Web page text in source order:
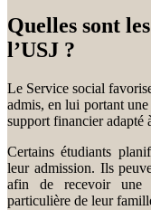
Quelles sont
l’USJ ?
Le Service social
admis, en lui portant
support financier adapté
Certains étudiants
leur admission. Ils
afin de recevoir une
particulière de leur